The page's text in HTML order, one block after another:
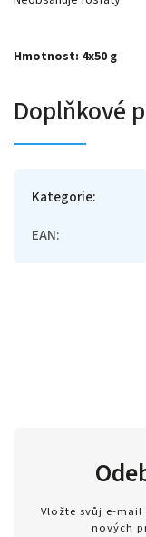
Hmotnost: 4x50 g
Doplňkové
Kategorie:
EAN:
Vložte svůj e-
nových